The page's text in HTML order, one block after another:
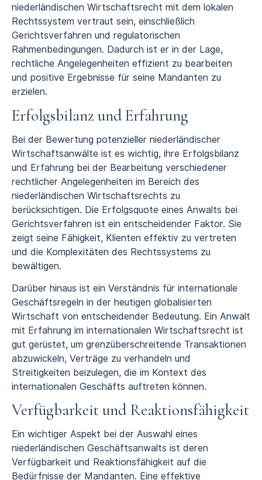
niederländischen Wirtschaftsrecht mit dem lokalen
Rechtssystem vertraut sein, einschließlich
Gerichtsverfahren und regulatorischen
Rahmenbedingungen. Dadurch ist er in der Lage,
rechtliche Angelegenheiten effizient zu bearbeiten
und positive Ergebnisse für seine Mandanten zu
erzielen.
Erfolgsbilanz und Erfahrung
Bei der Bewertung potenzieller niederländischer
Wirtschaftsanwälte ist es wichtig, ihre Erfolgsbilanz
und Erfahrung bei der Bearbeitung verschiedener
rechtlicher Angelegenheiten im Bereich des
niederländischen Wirtschaftsrechts zu
berücksichtigen. Die Erfolgsquote eines Anwalts bei
Gerichtsverfahren ist ein entscheidender Faktor. Sie
zeigt seine Fähigkeit, Klienten effektiv zu vertreten
und die Komplexitäten des Rechtssystems zu
bewältigen.
Darüber hinaus ist ein Verständnis für internationale
Geschäftsregeln in der heutigen globalisierten
Wirtschaft von entscheidender Bedeutung. Ein Anwalt
mit Erfahrung im internationalen Wirtschaftsrecht ist
gut gerüstet, um grenzüberschreitende Transaktionen
abzuwickeln, Verträge zu verhandeln und
Streitigkeiten beizulegen, die im Kontext des
internationalen Geschäfts auftreten können.
Verfügbarkeit und Reaktionsfähigkeit
Ein wichtiger Aspekt bei der Auswahl eines
niederländischen Geschäftsanwalts ist deren
Verfügbarkeit und Reaktionsfähigkeit auf die
Bedürfnisse der Mandanten. Eine effektive